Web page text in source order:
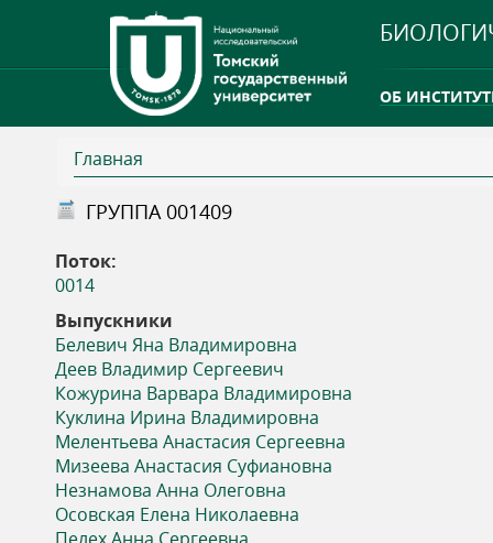
ОБ
В
ы
з
д
е
с
ь
Главная
ГРУППА 001409
Поток:
0014
Выпускники
Белевич Яна Владимировна
Деев Владимир Сергеевич
Кожурина Варвара Владимировна
Куклина Ирина Владимировна
Мелентьева Анастасия Сергеевна
Мизеева Анастасия Суфиановна
Незнамова Анна Олеговна
Осовская Елена Николаевна